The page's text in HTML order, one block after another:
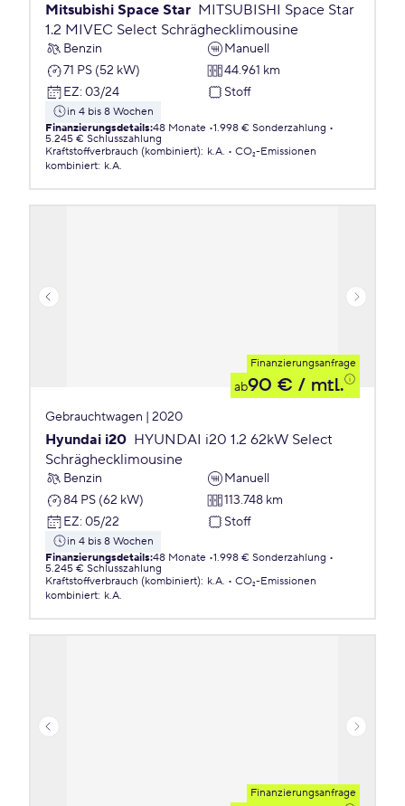
Mitsubishi Space Star MITSUBISHI Space Star
1.2 MIVEC Select Schräghecklimousine
Benzin
Manuell
71 PS (52 kW)
44.961 km
EZ: 03/24 Stoff
in 4 bis 8 Wochen
Finanzierungsdetails:48 Monate 1.998 € Sonderzahlung
5.245 € Schlusszahlung
Kraftstoffverbrauch (kombiniert): k.A.
CO₂-Emissionen
kombiniert: k.A.
Finanzierungsanfrage
ab90 € / mtl.
Gebrauchtwagen | 2020
Hyundai i20 HYUNDAI i20 1.2 62kW Select
Schräghecklimousine
Benzin
Manuell
84 PS (62 kW)
113.748 km
EZ: 05/22 Stoff
in 4 bis 8 Wochen
Finanzierungsdetails:48 Monate 1.998 € Sonderzahlung
5.245 € Schlusszahlung
Kraftstoffverbrauch (kombiniert): k.A.
CO₂-Emissionen
kombiniert: k.A.
Finanzierungsanfrage